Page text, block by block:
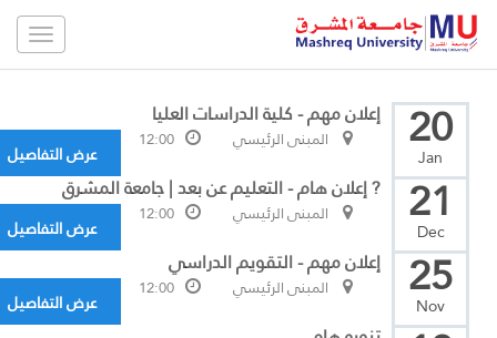
20
Jan
إعلان مهم - كلية الدراسات العليا
المبنى الرئيسي 12:00
عرض التفاصيل
21
Dec
? إعلان هام - التعليم عن بعد | جامعة المشرق
المبنى الرئيسي 12:00
عرض التفاصيل
25
Nov
إعلان مهم - التقويم الدراسي
المبنى الرئيسي 12:00
عرض التفاصيل